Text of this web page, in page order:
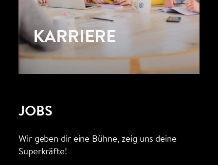
KARRIERE
JOBS
Wir geben dir eine Bühne, zeig uns deine
Superkräfte!